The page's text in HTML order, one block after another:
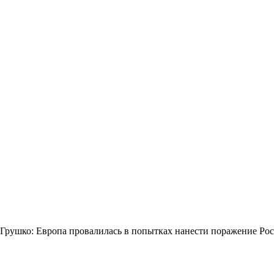
Грушко: Европа провалилась в попытках нанести поражение